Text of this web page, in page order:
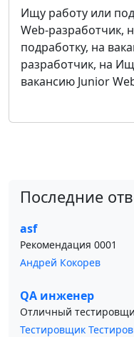
Ищу работу или
Web-разработчик,
подработку, на
разработчик, на
вакансию Junior
Последние
asf
Рекомендация 0001
Андрей Кокорев
QA инженер
Отличный
Тестировщик